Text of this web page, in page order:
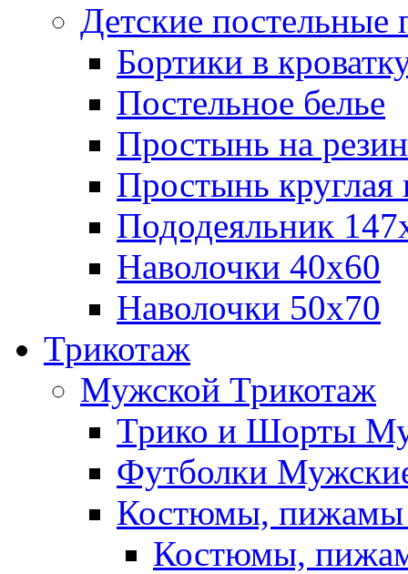
Детские постельные
Бортики в
Постельное белье
Простынь на
Простынь круглая
Пододеяльник
Наволочки 40х60
Наволочки 50х70
Трикотаж
Мужской Трикотаж
Трико и Шорты
Футболки
Костюмы, пижамы
Костюмы,